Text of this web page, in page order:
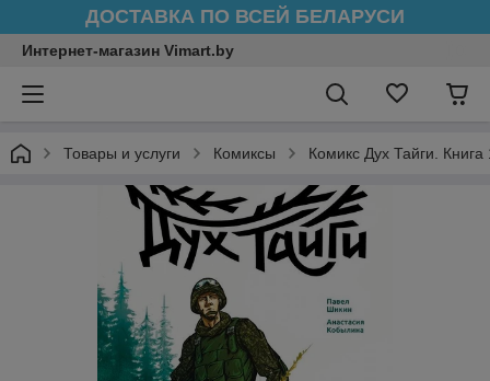
ДОСТАВКА ПО ВСЕЙ БЕЛАРУСИ
Интернет-магазин Vimart.by
Товары и услуги Комиксы Комикс Дух Тайги. Книга